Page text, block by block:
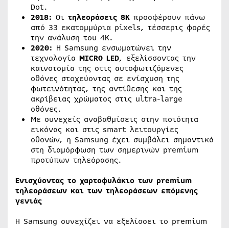
Dot.
2018: Οι τηλεοράσεις 8K προσφέρουν πάνω
από 33 εκατομμύρια pixels, τέσσερις φορές
την ανάλυση του 4K.
2020: Η Samsung ενσωματώνει την
τεχνολογία MICRO LED, εξελίσσοντας την
καινοτομία της στις αυτοφωτιζόμενες
οθόνες στοχεύοντας σε ενίσχυση της
φωτεινότητας, της αντίθεσης και της
ακρίβειας χρώματος στις ultra-large
οθόνες.
Με συνεχείς αναβαθμίσεις στην ποιότητα
εικόνας και στις smart λειτουργίες
οθονών, η Samsung έχει συμβάλει σημαντικά
στη διαμόρφωση των σημερινών premium
προτύπων τηλεόρασης.
Ενισχύοντας το χαρτοφυλάκιο των premium
τηλεοράσεων και των τηλεοράσεων επόμενης
γενιάς
Η Samsung συνεχίζει να εξελίσσει το premium